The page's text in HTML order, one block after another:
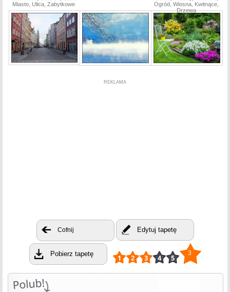
Miasto, Ulica, Zabytkowe
Ogród, Wiosna, Kwitnące,
Drzewa
REKLAMA
Cofnij Edytuj tapetę
Pobierz tapetę 3